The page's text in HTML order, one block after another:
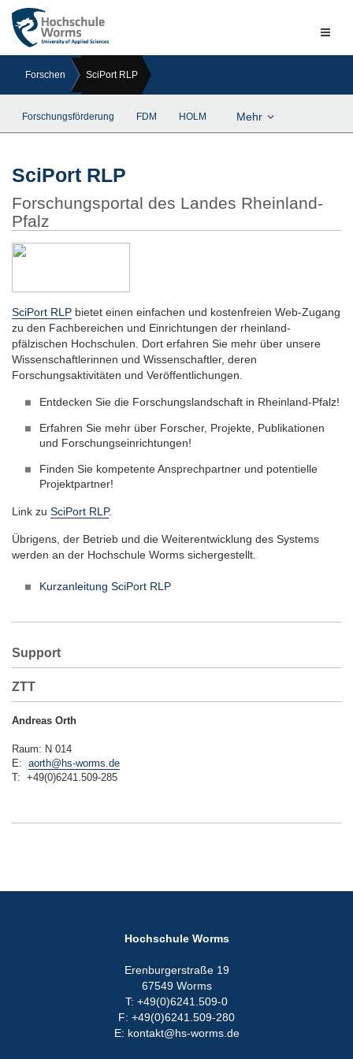
Forschen SciPort RLP
Forschungsförderung FDM HOLM Mehr
SciPort RLP
Forschungsportal des Landes Rheinland-
Pfalz
SciPort RLP bietet einen einfachen und kostenfreien Web-Zugang
zu den Fachbereichen und Einrichtungen der rheinland-
pfälzischen Hochschulen. Dort erfahren Sie mehr über unsere
Wissenschaftlerinnen und Wissenschaftler, deren
Forschungsaktivitäten und Veröffentlichungen.
Entdecken Sie die Forschungslandschaft in Rheinland-Pfalz!
Erfahren Sie mehr über Forscher, Projekte, Publikationen
und Forschungseinrichtungen!
Finden Sie kompetente Ansprechpartner und potentielle
Projektpartner!
Link zu SciPort RLP.
Übrigens, der Betrieb und die Weiterentwicklung des Systems
werden an der Hochschule Worms sichergestellt.
Kurzanleitung SciPort RLP
Support
ZTT
Andreas Orth
Raum: N 014
E: aorth@hs-worms.de
T: +49(0)6241.509-285
Hochschule Worms
Erenburgerstraße 19
67549 Worms
T: +49(0)6241.509-0
F: +49(0)6241.509-280
E: kontakt@hs-worms.de